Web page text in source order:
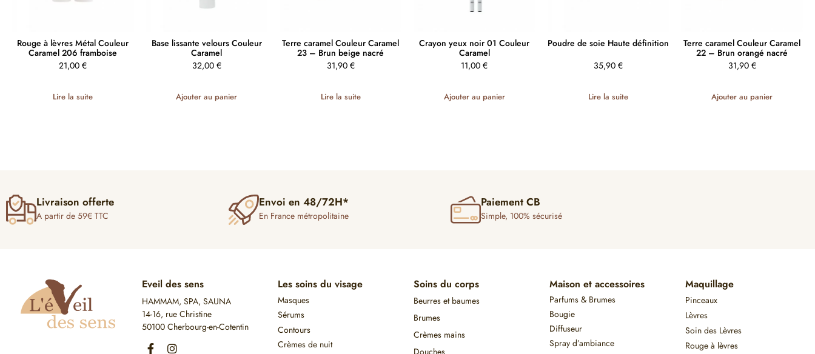
Rouge à lèvres Métal Couleur
Caramel 206 framboise
21,00€
Lire la suite
Base lissante velours Couleur
Caramel
32,00 €
Ajouter au panier
Terre caramel Couleur Caramel
23 – Brun beige nacré
31,90 €
Lire la suite
Crayon yeux noir 01 Couleur
Caramel
11,00€
Ajouter au panier
Poudre de soie Haute définition
35,90 €
Lire la suite
Terre caramel Couleur Caramel
22 – Brun orangé nacré
31,90 €
Ajouter au panier
Livraison offerte
A partir de 59€ TTC
Envoi en 48/72H*
En France métropolitaine
Paiement CB
Simple, 100% sécurisé
Eveil des sens
HAMMAM, SPA, SAUNA
14-16, rue Christine
50100 Cherbourg-en-Cotentin
Les soins du visage
Masques
Sérums
Contours
Crèmes de nuit
Soins du corps
Beurres et baumes
Brumes
Crèmes mains
Maison et accessoires
Parfums & Brumes
Bougie
Diffuseur
Spray d’ambiance
Maquillage
Pinceaux
Lèvres
Soin des Lèvres
Rouge à lèvres